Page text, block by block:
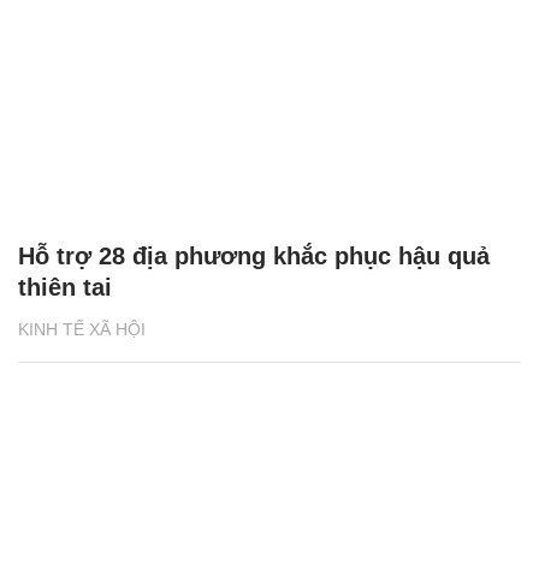
KINH TẾ XÃ HỘI
Hỗ trợ 28 địa phương khắc phục hậu quả
thiên tai